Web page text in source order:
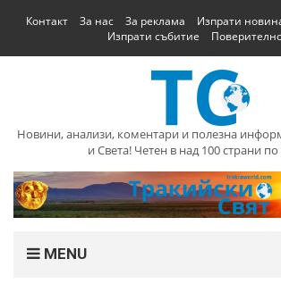
Контакт За нас За реклама Изпрати
Изпрати събитие
Новини, анализи, коментари и полезна
и Света! Четен в над 100 страни по
MENU